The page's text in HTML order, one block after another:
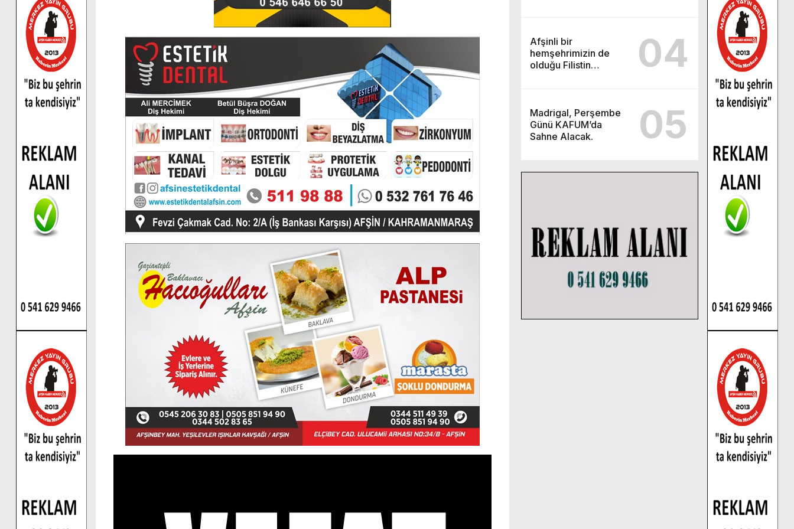
Afşinli bir
hemşehrimizin de
olduğu Filistin
04
Madrigal, Perşembe
Günü KAFUM’da
Sahne Alacak.
05